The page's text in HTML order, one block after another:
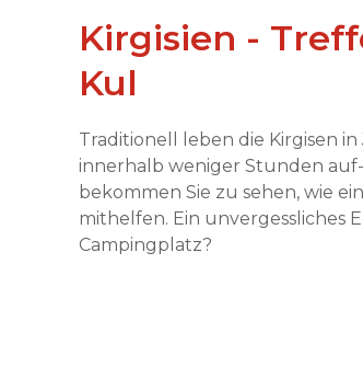
Kirgisien -
Kul
Traditionell leben die Kirgisen
innerhalb weniger Stunden
bekommen Sie zu sehen, wie
mithelfen. Ein unvergessliches
Campingplatz?